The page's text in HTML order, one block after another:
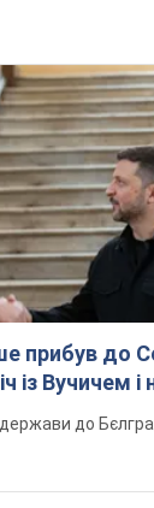
прибув до
із Вучичем
до
у містах
відео
серію